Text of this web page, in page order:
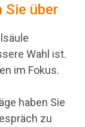
Sie über
Wahl ist.
im Fokus.
haben Sie
zu